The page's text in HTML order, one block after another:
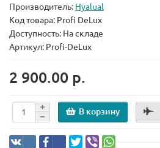
Производитель: Hyalual
Код товара: Profi DeLux
Доступность: На складе
Артикул: Profi-DeLux
2 900.00 р.
В корзину